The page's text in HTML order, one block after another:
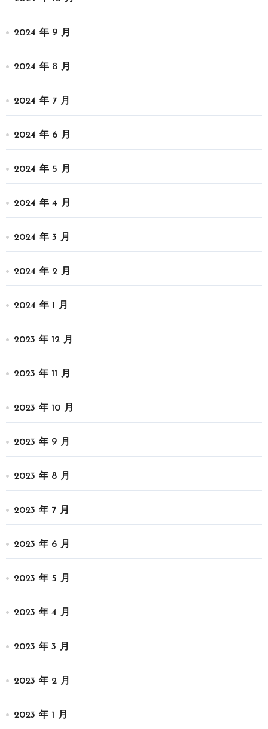
2024 年 9 月
2024 年 8 月
2024 年 7 月
2024 年 6 月
2024 年 5 月
2024 年 4 月
2024 年 3 月
2024 年 2 月
2024 年 1 月
2023 年 12 月
2023 年 11 月
2023 年 10 月
2023 年 9 月
2023 年 8 月
2023 年 7 月
2023 年 6 月
2023 年 5 月
2023 年 4 月
2023 年 3 月
2023 年 2 月
2023 年 1 月